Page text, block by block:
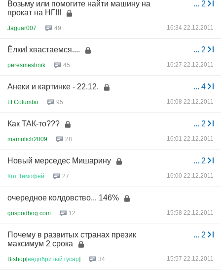
... 2
Возьму или помогите найти машину на
прокат на НГ!!!
Jaguar007 49 16:34 22.12.2011
... 2
Ёлки! хвастаемся....
peresmeshnik 45 16:27 22.12.2011
... 4
Анеки и картинке - 22.12.
Lt.Columbo 95 16:08 22.12.2011
... 2
Как ТАК-то???
mamulich2009 28 16:01 22.12.2011
... 2
Новый мерседес Мишарину
Кот Тимофей 27 16:00 22.12.2011
очередное колдовство... 146%
gospodbog.com 12 15:58 22.12.2011
... 2
Почему в развитых странах презик
максимум 2 срока
Bishop[недобритый гусар] 34 15:57 22.12.2011